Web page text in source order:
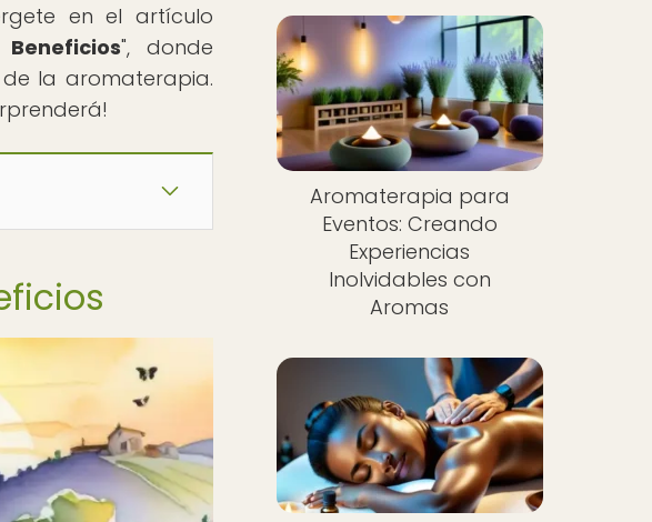
en el artículo
", donde
la aromaterapia.
Aromaterapia para
Eventos: Creando
Experiencias
Inolvidables con
Aromas